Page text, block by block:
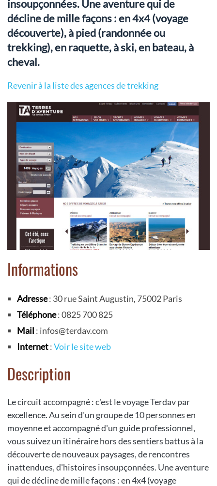
insoupçonnées. Une aventure qui de
décline de mille façons : en 4x4 (voyage
découverte), à pied (randonnée ou
trekking), en raquette, à ski, en bateau, à
cheval.
Revenir à la liste des agences de trekking
Informations
Adresse: 30 rue Saint Augustin, 75002 Paris
Téléphone: 0825 700 825
Mail : infos@terdav.com
Internet:Voir le site web
Description
Le circuit accompagné : c'est le voyage Terdav par
excellence. Au sein d'un groupe de 10 personnes en
moyenne et accompagné d'un guide professionnel,
vous suivez un itinéraire hors des sentiers battus à la
découverte de nouveaux paysages, de rencontres
inattendues, d'histoires insoupçonnées. Une aventure
qui de décline de mille façons : en 4x4 (voyage